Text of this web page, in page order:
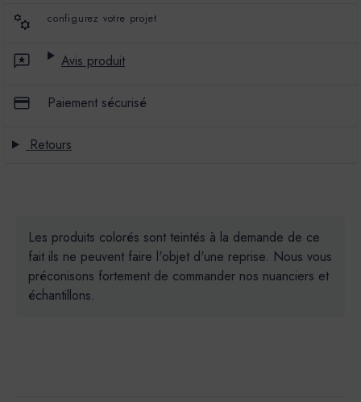
configurez votre projet
Avis produit
Paiement sécurisé
Retours
Les produits colorés sont teintés à la demande de ce
fait ils ne peuvent faire l'objet d'une reprise. Nous vous
préconisons fortement de commander nos nuanciers et
échantillons.